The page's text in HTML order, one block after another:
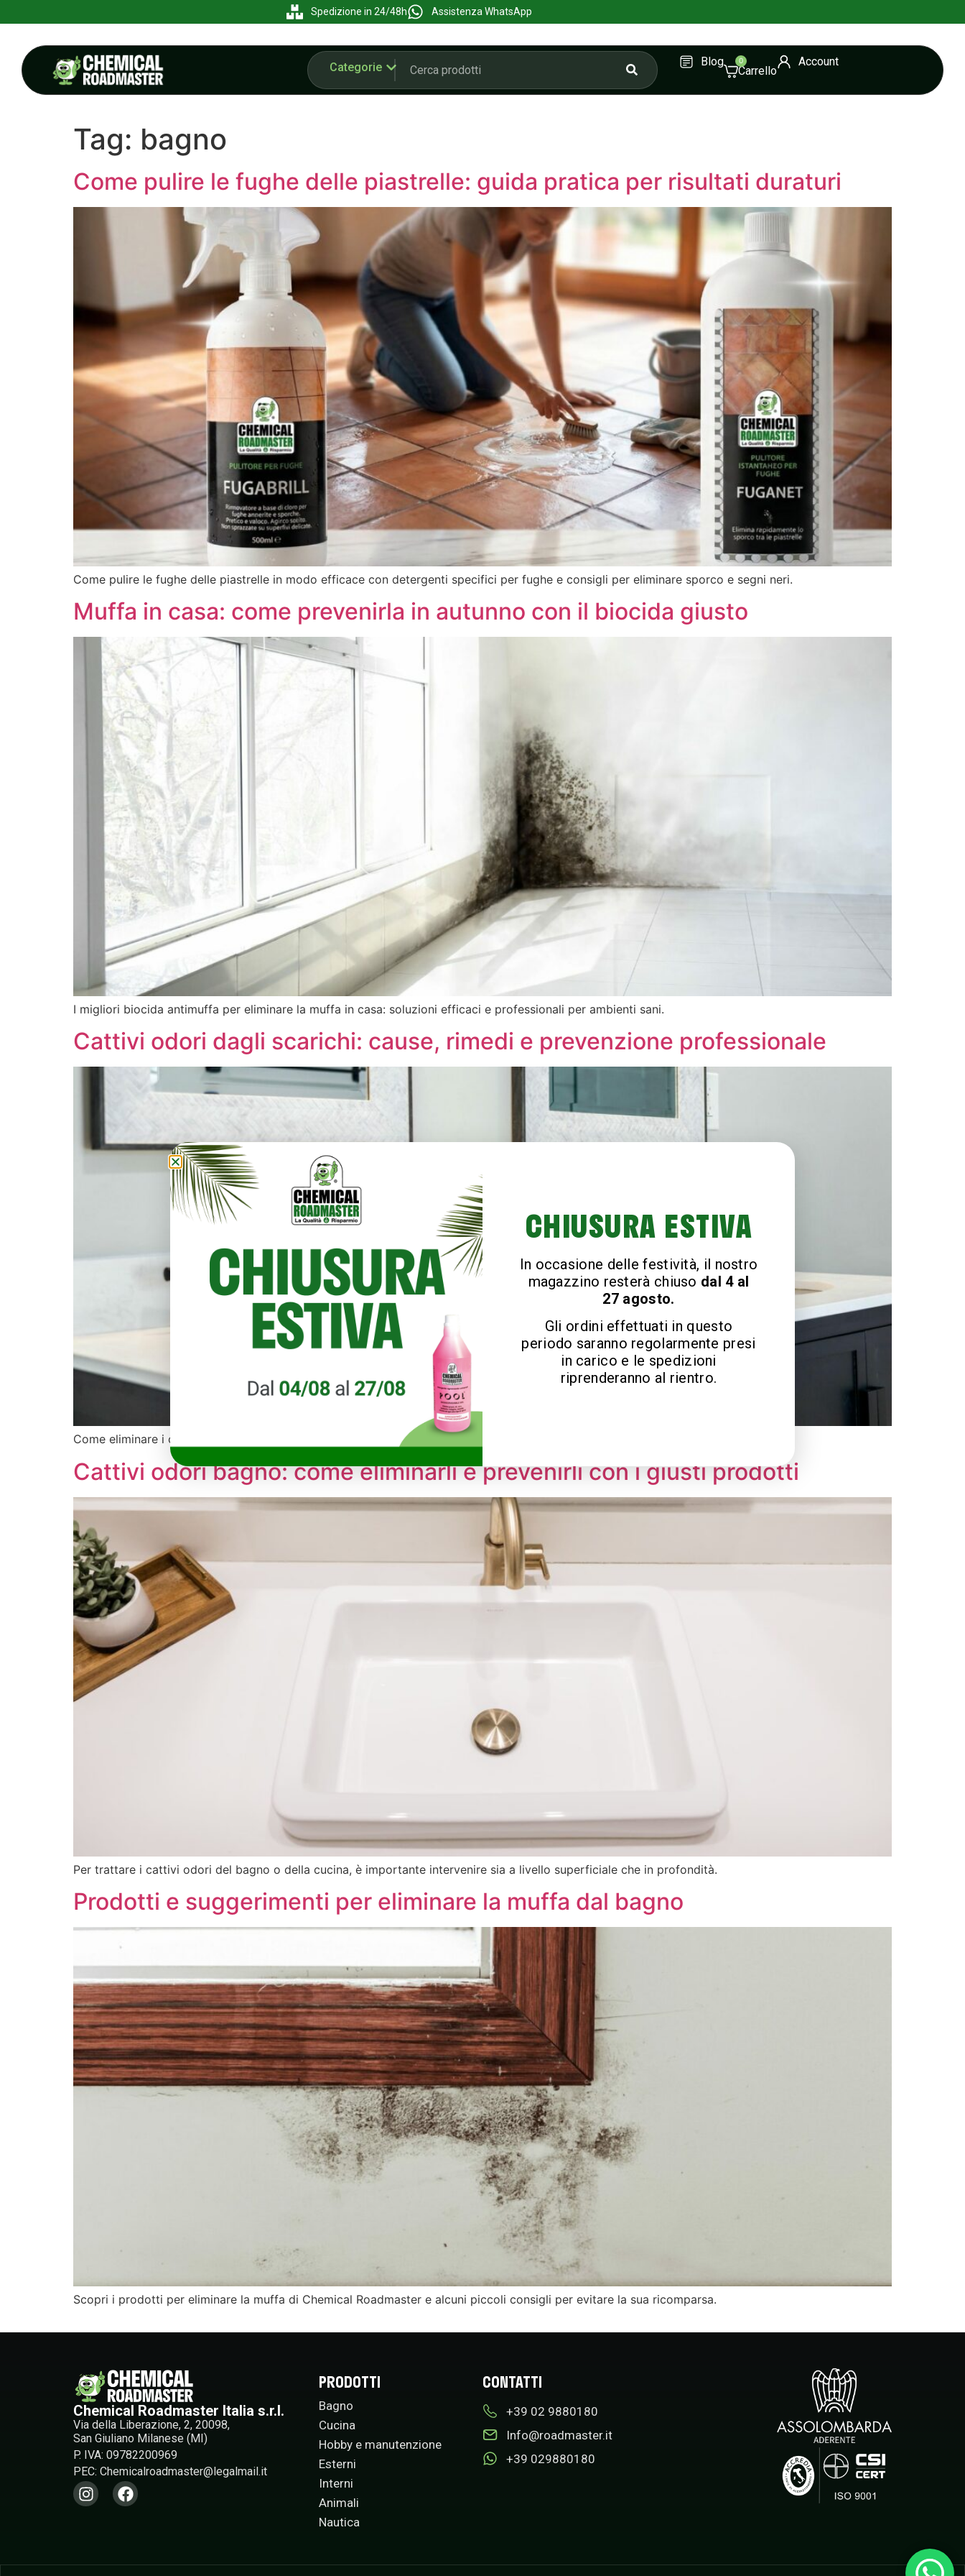
Spedizione in 24/48h Assistenza WhatsApp
Categorie Blog 0 Account
Tag: bagno
Come pulire le fughe delle piastrelle: guida pratica per risultati duraturi
Come pulire le fughe delle piastrelle in modo efficace con detergenti specifici per fughe e consigli per eliminare sporco e segni neri.
Muffa in casa: come prevenirla in autunno con il biocida giusto
I migliori biocida antimuffa per eliminare la muffa in casa: soluzioni efficaci e professionali per ambienti sani.
Cattivi odori dagli scarichi: cause, rimedi e prevenzione professionale
Come eliminare i cattivi odori dagli scarichi con i consigli e i nostri prodotti professionali per una casa sempre fresca.
Cattivi odori bagno: come eliminarli e prevenirli con i giusti prodotti
Per trattare i cattivi odori del bagno o della cucina, è importante intervenire sia a livello superficiale che in profondità.
Prodotti e suggerimenti per eliminare la muffa dal bagno
Scopri i prodotti per eliminare la muffa di Chemical Roadmaster e alcuni piccoli consigli per evitare la sua ricomparsa.
Chemical Roadmaster Italia s.r.l.
Via della Liberazione, 2, 20098,
San Giuliano Milanese (MI)
P. IVA: 09782200969
PEC: Chemicalroadmaster@legalmail.it​
PRODOTTI
Bagno
Cucina
Hobby e manutenzione
Esterni
Interni
Animali
Nautica
CONTATTI
+39 02 9880180​
Info@roadmaster.it
+39 029880180
CHIUSURA ESTIVA
In occasione delle festività, il nostro
magazzino resterà chiuso dal 4 al
27 agosto.
Gli ordini effettuati in questo
periodo saranno regolarmente presi
in carico e le spedizioni
riprenderanno al rientro.